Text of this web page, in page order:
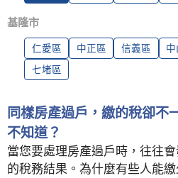
基隆市
仁愛區 中正區 信義區 中
七堵區
同樣房產過戶，繳的稅卻不
不知道？
當您要處理房產過戶時，往往
的稅務結果。為什麼有些人能